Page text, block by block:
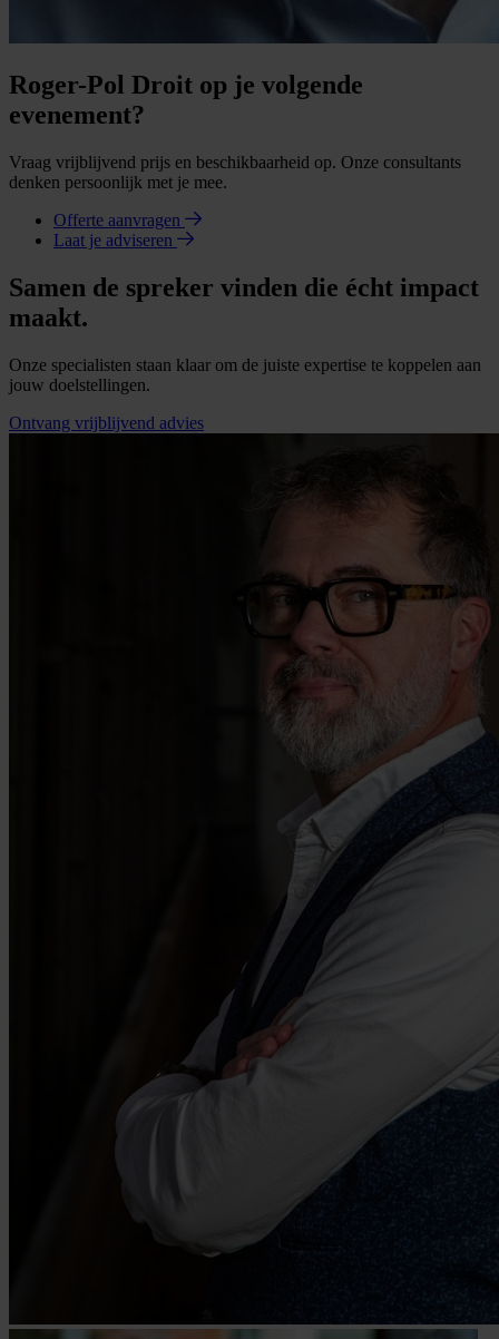
Roger-Pol Droit op je volgende
evenement?
Vraag vrijblijvend prijs en beschikbaarheid op. Onze consultants
denken persoonlijk met je mee.
Offerte aanvragen
Laat je adviseren
Samen de spreker vinden die écht impact
maakt.
Onze specialisten staan klaar om de juiste expertise te koppelen aan
jouw doelstellingen.
Ontvang vrijblijvend advies